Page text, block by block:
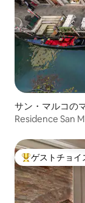
サン・マルコの
Residence San
大好評のゲスト
ゲストチョイ